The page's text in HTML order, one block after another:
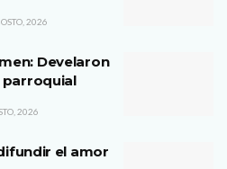
2026
Develaron
parroquial
2026
el amor